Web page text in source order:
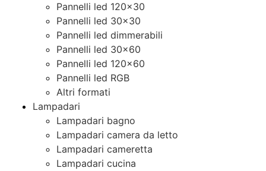
Pannelli led 120×30
Pannelli led 30×30
Pannelli led dimmerabili
Pannelli led 30×60
Pannelli led 120×60
Pannelli led RGB
Altri formati
Lampadari
Lampadari bagno
Lampadari camera da letto
Lampadari cameretta
Lampadari cucina